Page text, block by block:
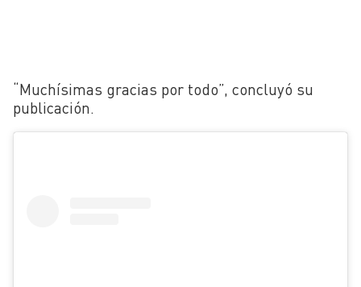
“Muchísimas gracias por todo”, concluyó su
publicación.